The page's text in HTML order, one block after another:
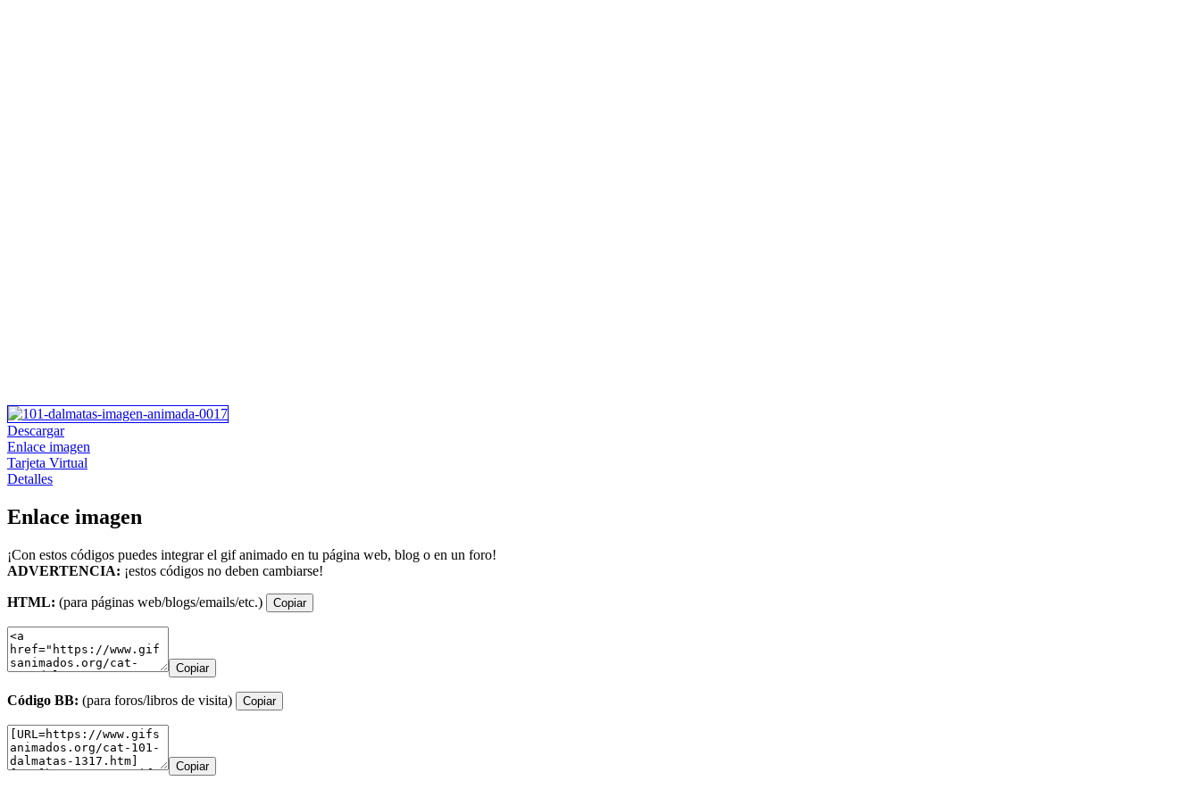
Descargar
Enlace imagen
Tarjeta Virtual
Detalles
Enlace imagen
¡Con estos códigos puedes integrar el gif animado en tu página web, blog o en un foro!
ADVERTENCIA: ¡estos códigos no deben cambiarse!
HTML: (para páginas web/blogs/emails/etc.) Copiar
Copiar
Código BB: (para foros/libros de visita) Copiar
Copiar